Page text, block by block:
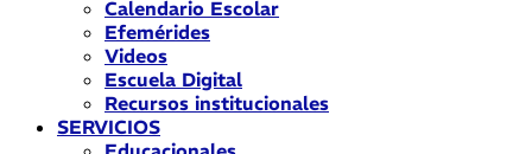
Calendario Escolar
Efemérides
Videos
Escuela Digital
Recursos institucionales
SERVICIOS